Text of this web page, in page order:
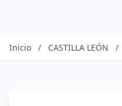
Inicio / CASTILLA LEÓN /